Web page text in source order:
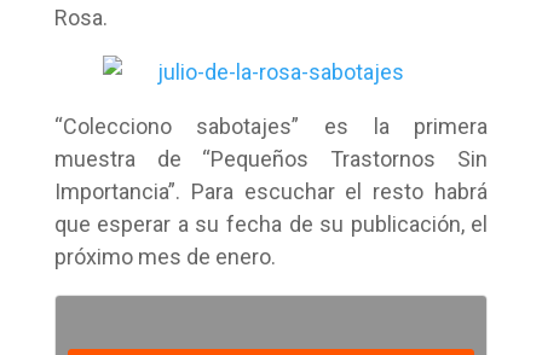
Rosa.
“Colecciono sabotajes” es la primera
muestra de “Pequeños Trastornos Sin
Importancia”. Para escuchar el resto habrá
que esperar a su fecha de su publicación, el
próximo mes de enero.